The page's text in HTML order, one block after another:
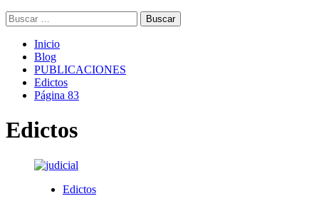
Buscar:
Inicio
Blog
PUBLICACIONES
Edictos
Página 83
Edictos
Edictos